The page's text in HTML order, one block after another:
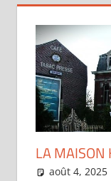
LA MAISON
août 4, 2025